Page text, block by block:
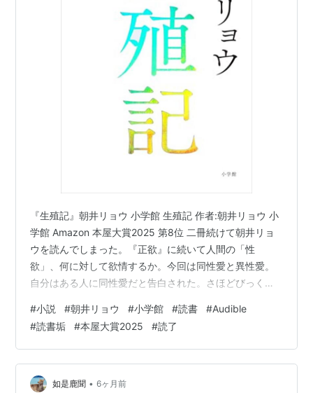
『生殖記』朝井リョウ 小学館 生殖記 作者:朝井リョウ 小
学館 Amazon 本屋大賞2025 第8位 二冊続けて朝井リョ
ウを読んでしまった。『正欲』に続いて人間の「性
欲」、何に対して欲情するか。今回は同性愛と異性愛。
自分はある人に同性愛だと告白された。さほどびっくり
解者になろうとも、敬遠することもしなかった。今思う
と話してくれた本人の心の中って、この主人公のように
いろんな葛藤があったんだろうかと、自分はなんかした
ほうがいいのかなとかいろいろ思いながら読んだ。 でも
よくよく考えてみると、自分がどういった性的指向を持
#小説 #朝井リョウ #小学館 #読書 #Audible
#読書垢 #本屋大賞2025 #読了
如是鹿聞 • 6ヶ月前